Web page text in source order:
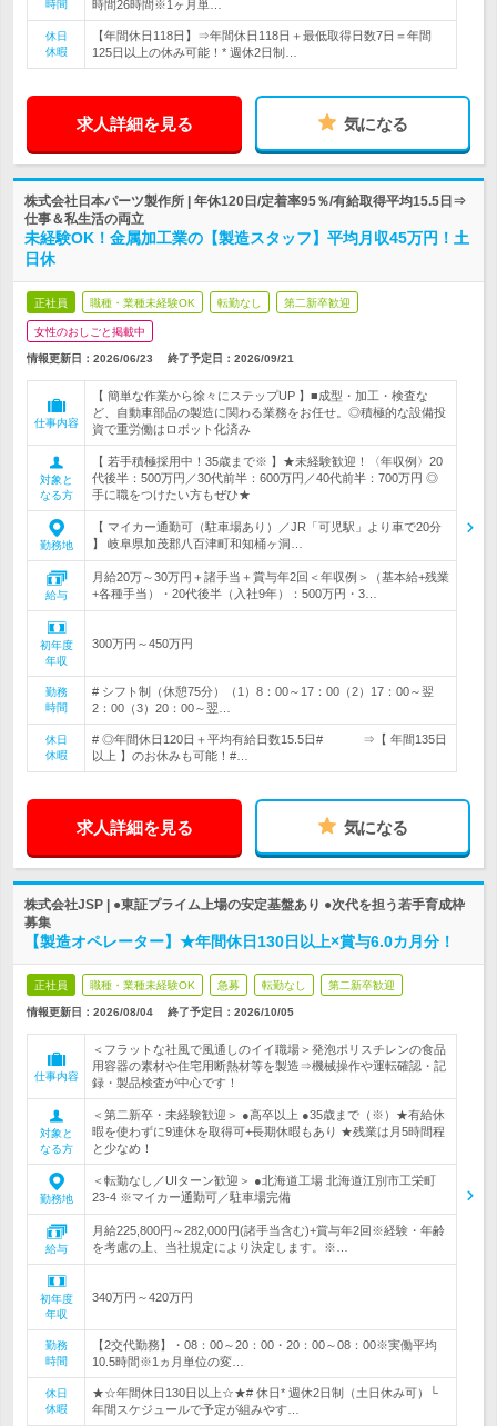
時間 時間26時間※1ヶ月単…
休日
休暇
【年間休日118日】⇒年間休日118日＋最低取得日数7日＝年間
125日以上の休み可能！* 週休2日制…
求人詳細を見る 気になる
株式会社日本パーツ製作所 | 年休120日/定着率95％/有給取得平均15.5日⇒
仕事＆私生活の両立
未経験OK！金属加工業の【製造スタッフ】平均月収45万円！土
日休
正社員 職種・業種未経験OK 転勤なし 第二新卒歓迎
女性のおしごと掲載中
情報更新日：2026/06/23 終了予定日： 2026/09/21
仕事内容
【 簡単な作業から徐々にステップUP 】■成型・加工・検査な
ど、自動車部品の製造に関わる業務をお任せ。◎積極的な設備投
資で重労働はロボット化済み
対象と
なる方
【 若手積極採用中！35歳まで※ 】★未経験歓迎！〈年収例〉20
代後半：500万円／30代前半：600万円／40代前半：700万円 ◎
手に職をつけたい方もぜひ★
勤務地
【 マイカー通勤可（駐車場あり）／JR「可児駅」より車で20分
】 岐阜県加茂郡八百津町和知桶ヶ洞…
給与
月給20万～30万円＋諸手当＋賞与年2回＜年収例＞（基本給+残業
+各種手当）・20代後半（入社9年）：500万円・3…
初年度
年収
300万円～450万円
勤務
時間
# シフト制（休憩75分）（1）8：00～17：00（2）17：00～翌
2：00（3）20：00～翌…
休日
休暇
# ◎年間休日120日＋平均有給日数15.5日# ⇒【 年間135日
以上 】のお休みも可能！#…
求人詳細を見る 気になる
株式会社JSP | ●東証プライム上場の安定基盤あり ●次代を担う若手育成枠
募集
【製造オペレーター】★年間休日130日以上×賞与6.0カ月分！
正社員 職種・業種未経験OK 急募 転勤なし 第二新卒歓迎
情報更新日：2026/08/04 終了予定日： 2026/10/05
仕事内容
＜フラットな社風で風通しのイイ職場＞発泡ポリスチレンの食品
用容器の素材や住宅用断熱材等を製造⇒機械操作や運転確認・記
録・製品検査が中心です！
対象と
なる方
＜第二新卒・未経験歓迎＞ ●高卒以上 ●35歳まで（※）★有給休
暇を使わずに9連休を取得可+長期休暇もあり ★残業は月5時間程
と少なめ！
勤務地
＜転勤なし／UIターン歓迎＞ ●北海道工場 北海道江別市工栄町
23-4 ※マイカー通勤可／駐車場完備
給与
月給225,800円～282,000円(諸手当含む)+賞与年2回※経験・年齢
を考慮の上、当社規定により決定します。※…
初年度
年収
340万円～420万円
勤務
時間
【2交代勤務】・08：00～20：00・20：00～08：00※実働平均
10.5時間※1ヵ月単位の変…
休日
休暇
★☆年間休日130日以上☆★# 休日* 週休2日制（土日休み可）└
年間スケジュールで予定が組みやす…